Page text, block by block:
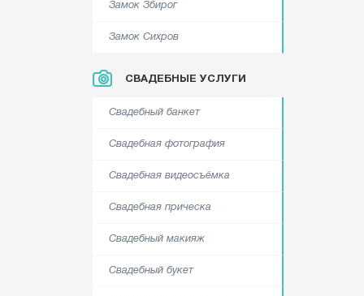
Замок Збирог
Замок Сихров
СВАДЕБНЫЕ УСЛУГИ
Свадебный банкет
Свадебная фотография
Свадебная видеосъёмка
Свадебная прическа
Свадебный макияж
Свадебный букет